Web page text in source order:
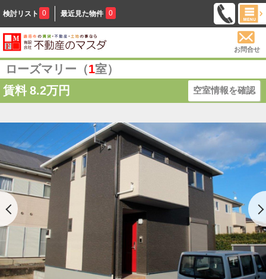
検討リスト 0 最近見た物件 0
お問合せ
ローズマリー（1室）
賃料 8.2万円 空室情報を確認